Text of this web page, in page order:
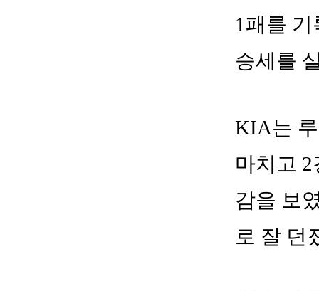
1패를
승세를
KIA는
마치고
감을 보
로 잘 던